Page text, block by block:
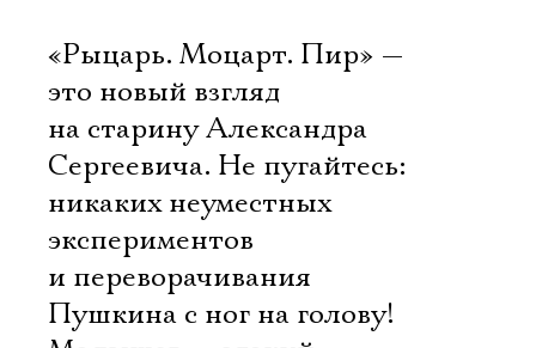
«Рыцарь. Моцарт. Пир» —
это новый взгляд
на старину Александра
Сергеевича. Не пугайтесь:
никаких неуместных
экспериментов
и переворачивания
Пушкина с ног на голову!